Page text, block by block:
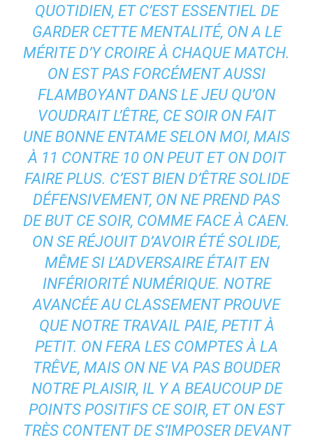
QUOTIDIEN, ET C’EST ESSENTIEL DE
GARDER CETTE MENTALITÉ, ON A LE
MÉRITE D’Y CROIRE À CHAQUE MATCH.
ON EST PAS FORCÉMENT AUSSI
FLAMBOYANT DANS LE JEU QU’ON
VOUDRAIT L’ÊTRE, CE SOIR ON FAIT
UNE BONNE ENTAME SELON MOI, MAIS
À 11 CONTRE 10 ON PEUT ET ON DOIT
FAIRE PLUS. C’EST BIEN D’ÊTRE SOLIDE
DÉFENSIVEMENT, ON NE PREND PAS
DE BUT CE SOIR, COMME FACE À CAEN.
ON SE RÉJOUIT D’AVOIR ÉTÉ SOLIDE,
MÊME SI L’ADVERSAIRE ÉTAIT EN
INFÉRIORITÉ NUMÉRIQUE. NOTRE
AVANCÉE AU CLASSEMENT PROUVE
QUE NOTRE TRAVAIL PAIE, PETIT À
PETIT. ON FERA LES COMPTES À LA
TRÊVE, MAIS ON NE VA PAS BOUDER
NOTRE PLAISIR, IL Y A BEAUCOUP DE
POINTS POSITIFS CE SOIR, ET ON EST
TRÈS CONTENT DE S’IMPOSER DEVANT